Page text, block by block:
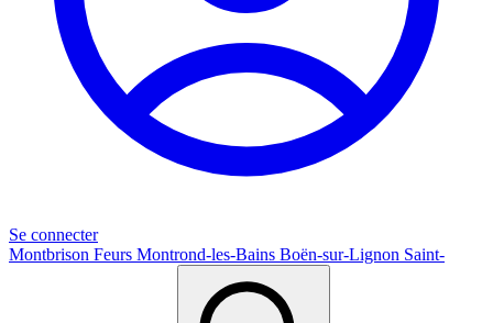
Se connecter
Montbrison Feurs Montrond-les-Bains Boën-sur-Lignon Saint-